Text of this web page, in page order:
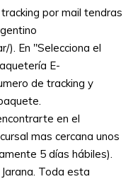
por mail tendras
). En "Selecciona el
E-
de tracking y
en el
mas cercana unos
5 días hábiles).
Toda esta